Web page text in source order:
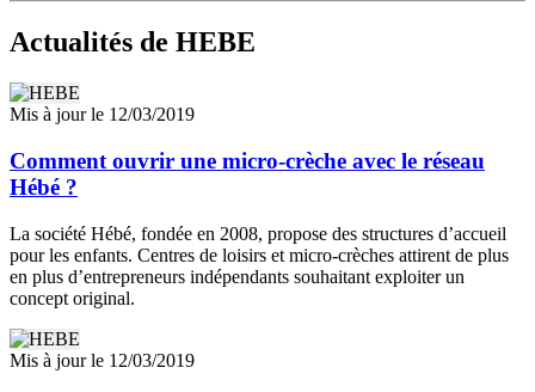
L’héritage du réseau et les opportunités dans le secteur
pour les Crèches HEBE, le secteur de la petite enfance demeure
porteur, avec une demande soutenue pour des places en micro-
Pour les entrepreneurs, il existe toujours des opportunités à saisir
auprès d’enseignes concurrentes prêtes à accompagner de nouveaux
savoir-faire français en matière de gestion de micro-crèches et à
poser des standards de qualité bénéfiques au secteur dans son
ensemble.
Actualités de HEBE
Mis à jour le 12/03/2019
Comment ouvrir une micro-crèche avec le réseau
Hébé ?
La société Hébé, fondée en 2008, propose des structures d’accueil
pour les enfants. Centres de loisirs et micro-crèches attirent de plus
en plus d’entrepreneurs indépendants souhaitant exploiter un
concept original.
Mis à jour le 12/03/2019